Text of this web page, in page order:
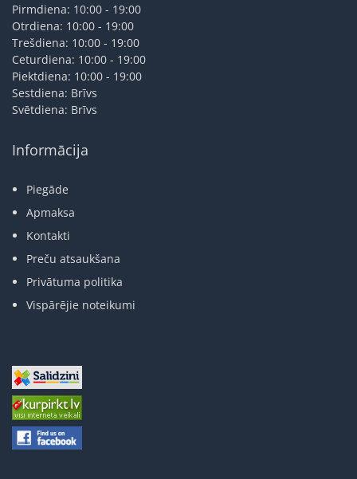
Pirmdiena: 10:00 - 19:00
Otrdiena: 10:00 - 19:00
Trešdiena: 10:00 - 19:00
Ceturdiena: 10:00 - 19:00
Piektdiena: 10:00 - 19:00
Sestdiena: Brīvs
Svētdiena: Brīvs
Informācija
Piegāde
Apmaksa
Kontakti
Preču atsaukšana
Privātuma politika
Vispārējie noteikumi